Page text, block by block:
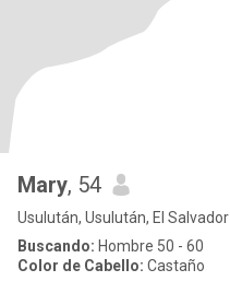
Mary, 54
Usulután, Usulután, El Salvador
Buscando: Hombre 50 - 60
Color de Cabello: Castaño